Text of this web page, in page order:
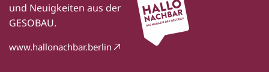
und Neuigkeiten aus der
GESOBAU.
www.hallonachbar.berlin